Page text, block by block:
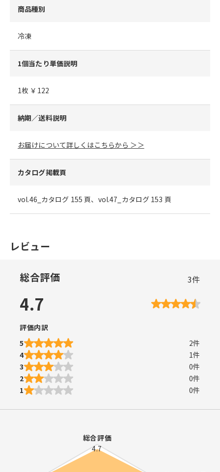
商品種別
冷凍
1個当たり単価説明
1枚 ￥122
納期／送料説明
お届けについて詳しくはこちらから ＞＞
カタログ掲載頁
vol.46_カタログ 155 頁、vol.47_カタログ 153 頁
レビュー
総合評価 3件
4.7
評価内訳
5
2件
4
1件
3
0件
2
0件
1
0件